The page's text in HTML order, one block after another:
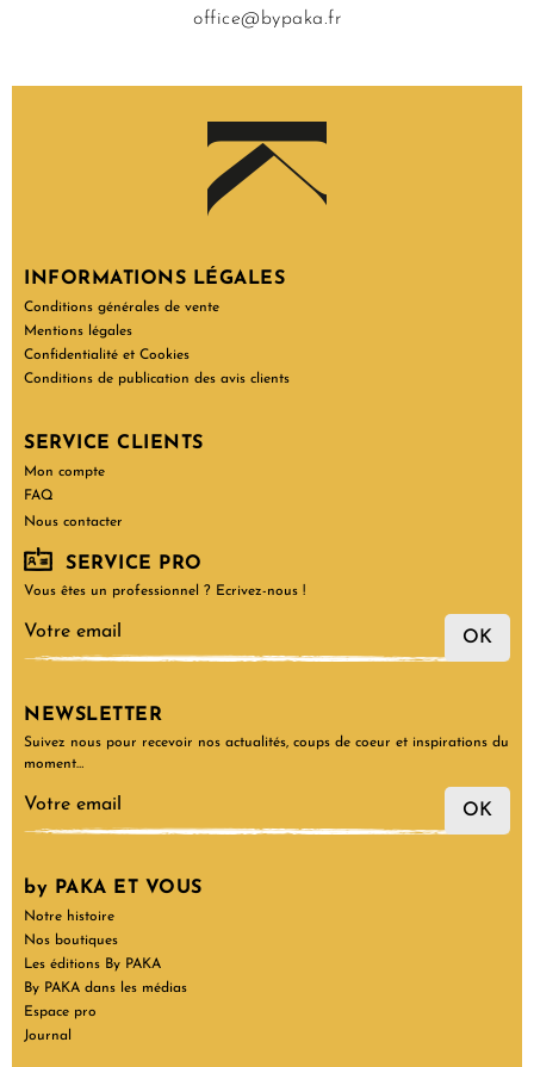
office@bypaka.fr
INFORMATIONS LÉGALES
Conditions générales de vente
Mentions légales
Confidentialité et Cookies
Conditions de publication des avis clients
SERVICE CLIENTS
Mon compte
FAQ
Nous contacter
SERVICE PRO
Vous êtes un professionnel ? Ecrivez-nous !
OK
NEWSLETTER
Suivez nous pour recevoir nos actualités, coups de coeur et inspirations du
moment…
OK
by PAKA ET VOUS
Notre histoire
Nos boutiques
Les éditions By PAKA
By PAKA dans les médias
Espace pro
Journal